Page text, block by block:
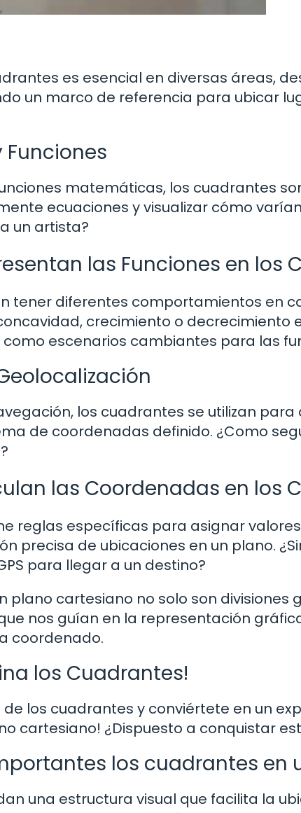
es esencial en diversas áreas,
un marco de referencia para ubicar
matemáticas, los cuadrantes
ecuaciones y visualizar cómo
un artista?
las Funciones en los
tener diferentes comportamientos en
crecimiento o decrecimiento
escenarios cambiantes para las
los cuadrantes se utilizan
de coordenadas definido. ¿Como
las Coordenadas en los
reglas específicas para asignar
precisa de ubicaciones en un plano.
para llegar a un destino?
plano cartesiano no solo son divisiones
nos guían en la representación
coordenado.
los Cuadrantes!
de los cuadrantes y conviértete en un
cartesiano! ¿Dispuesto a conquistar
los cuadrantes en
una estructura visual que facilita la